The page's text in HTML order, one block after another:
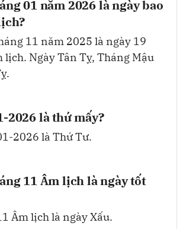
01 năm 2026 là ngày bao
11 năm 2025 là ngày 19
lịch. Ngày Tân Tỵ, Tháng Mậu
2026 là thứ mấy?
2026 là Thứ Tư.
11 Âm lịch là ngày tốt
Âm lịch là ngày Xấu.